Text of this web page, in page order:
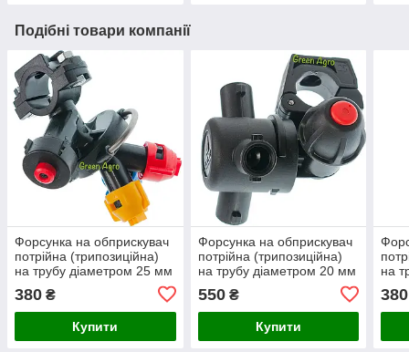
Подібні товари компанії
Форсунка на обприскувач
потрійна (трипозиційна)
на трубу діаметром 25 мм
380 ₴
Купити
Форсунка на обприскувач
потрійна (трипозиційна)
на трубу діаметром 20 мм
550₴
Купити
на
380